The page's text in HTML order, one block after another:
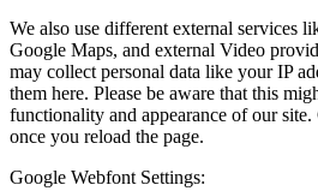
We also use different external services
Google Maps, and external Video
may collect personal data like your IP
them here. Please be aware that this
functionality and appearance of our
once you reload the page.
Google Webfont Settings: